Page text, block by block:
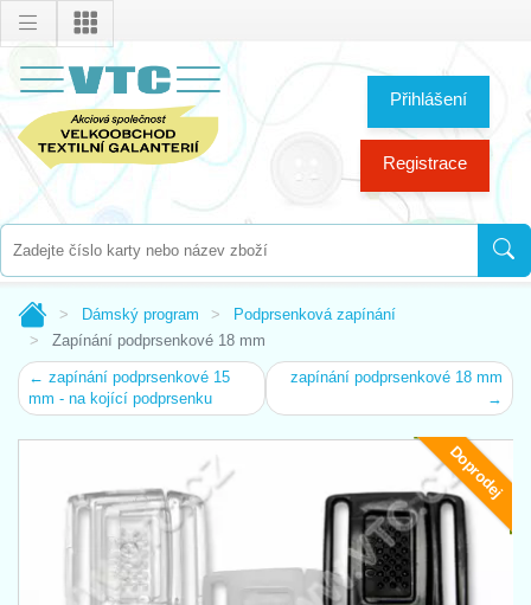
Přihlášení
Registrace
Dámský program
Podprsenková zapínání
Zapínání podprsenkové 18 mm
← zapínání podprsenkové 15
mm - na kojící podprsenku
zapínání podprsenkové 18 mm
→
Doprodej